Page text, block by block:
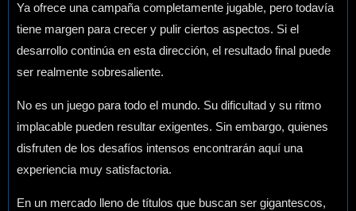
Ya ofrece una campaña completamente jugable, pero todavía
tiene margen para crecer y pulir ciertos aspectos. Si el
desarrollo continúa en esta dirección, el resultado final puede
ser realmente sobresaliente.
No es un juego para todo el mundo. Su dificultad y su ritmo
implacable pueden resultar exigentes. Sin embargo, quienes
disfruten de los desafíos intensos encontrarán aquí una
experiencia muy satisfactoria.
En un mercado lleno de títulos que buscan ser gigantescos,